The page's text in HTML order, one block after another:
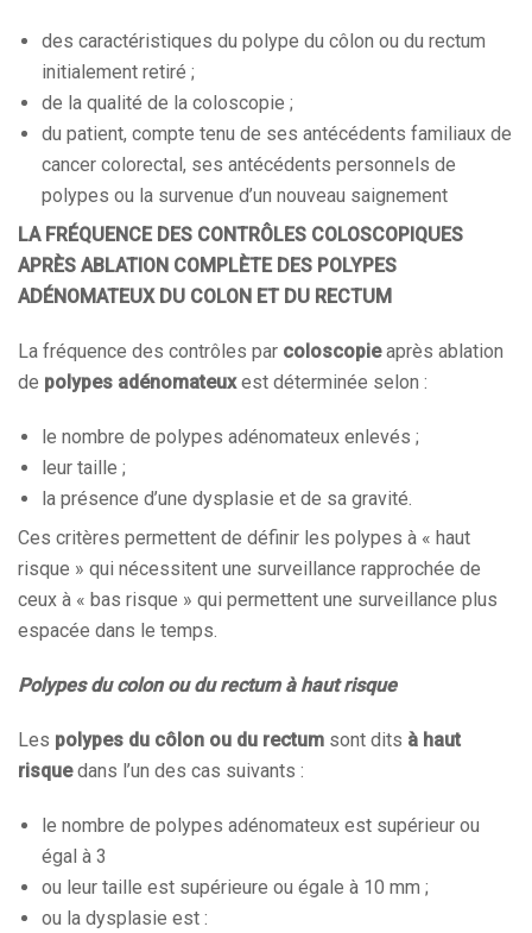
des caractéristiques du polype du côlon ou du rectum
initialement retiré ;
de la qualité de la coloscopie ;
du patient, compte tenu de ses antécédents familiaux de
cancer colorectal, ses antécédents personnels de
polypes ou la survenue d’un nouveau saignement
LA FRÉQUENCE DES CONTRÔLES COLOSCOPIQUES
APRÈS ABLATION COMPLÈTE DES POLYPES
ADÉNOMATEUX DU COLON ET DU RECTUM
La fréquence des contrôles par coloscopieaprès ablation
de polypes adénomateuxest déterminée selon :
le nombre de polypes adénomateux enlevés ;
leur taille ;
la présence d’une dysplasie et de sa gravité.
Ces critères permettent de définir les polypes à « haut
risque » qui nécessitent une surveillance rapprochée de
ceux à « bas risque » qui permettent une surveillance plus
espacée dans le temps.
Polypes du colon ou du rectum à haut risque
Les polypes du côlon ou du rectum sont dits à haut
risquedans l’un des cas suivants :
le nombre de polypes adénomateux est supérieur ou
égal à 3
ou leur taille est supérieure ou égale à 10 mm ;
ou la dysplasie est :